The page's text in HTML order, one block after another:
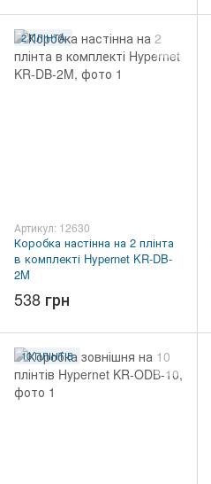
2 ПЛІНТА
Артикул: 12630
Коробка настінна на 2 плінта
в комплекті Hypernet KR-DB-
2M
538 грн
10 ПЛІНТІВ